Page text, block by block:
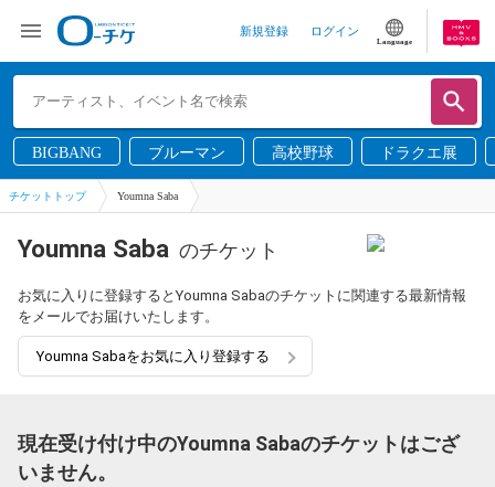
新規登録 ログイン
Language
BIGBANG ブルーマン 高校野球 ドラクエ展
チケットトップ Youmna Saba
Youmna Saba のチケット
お気に入りに登録するとYoumna Sabaのチケットに関連する最新情報
をメールでお届けいたします。
Youmna Sabaをお気に入り登録する
現在受け付け中のYoumna Sabaのチケットはござ
いません。